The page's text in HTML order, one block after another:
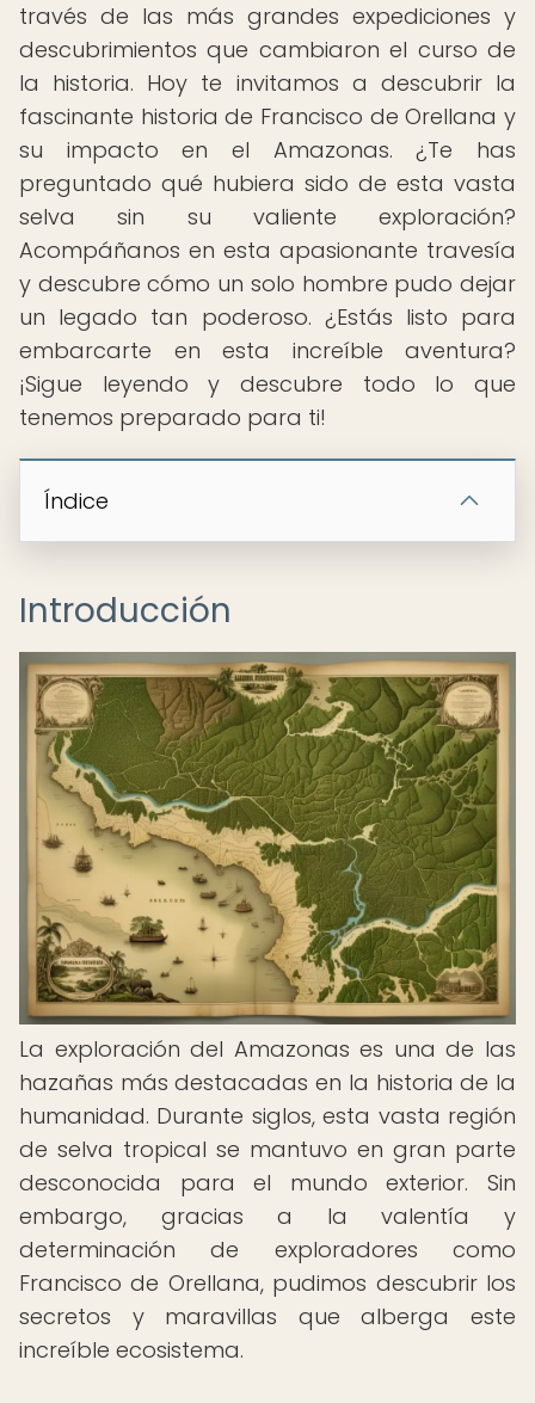
través de las más grandes expediciones y
descubrimientos que cambiaron el curso de
la historia. Hoy te invitamos a descubrir la
fascinante historia de Francisco de Orellana y
su impacto en el Amazonas. ¿Te has
preguntado qué hubiera sido de esta vasta
selva sin su valiente exploración?
Acompáñanos en esta apasionante travesía
y descubre cómo un solo hombre pudo dejar
un legado tan poderoso. ¿Estás listo para
embarcarte en esta increíble aventura?
¡Sigue leyendo y descubre todo lo que
tenemos preparado para ti!
Índice
Introducción
La exploración del Amazonas es una de las
hazañas más destacadas en la historia de la
humanidad. Durante siglos, esta vasta región
de selva tropical se mantuvo en gran parte
desconocida para el mundo exterior. Sin
embargo, gracias a la valentía y
determinación de exploradores como
Francisco de Orellana, pudimos descubrir los
secretos y maravillas que alberga este
increíble ecosistema.